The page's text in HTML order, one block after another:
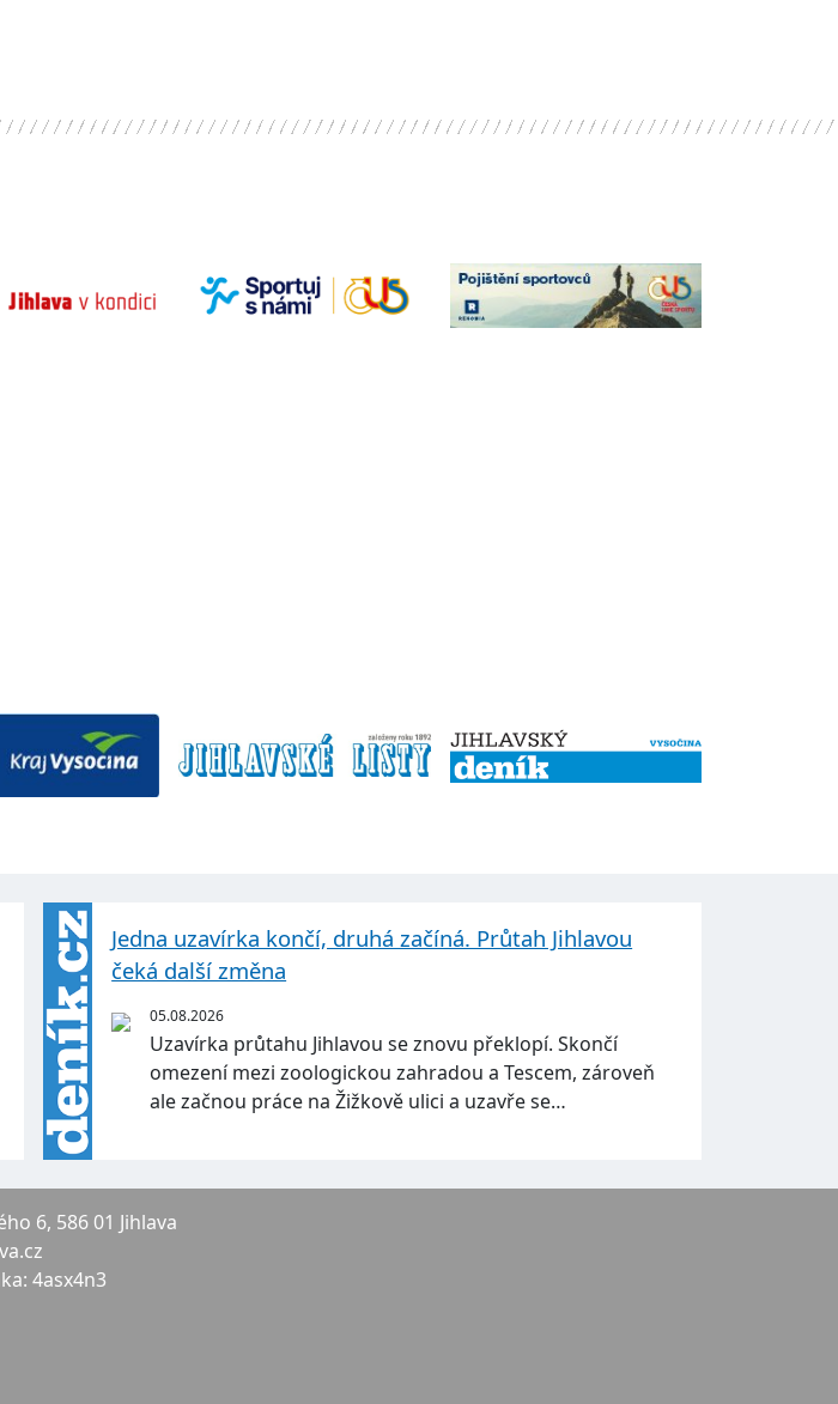
Jedna uzavírka končí, druhá začíná. Průtah Jihlavou
čeká další změna
05.08.2026
Uzavírka průtahu Jihlavou se znovu překlopí. Skončí
omezení mezi zoologickou zahradou a Tescem, zároveň
ale začnou práce na Žižkově ulici a uzavře se…
6, 586 01 Jihlava
4asx4n3